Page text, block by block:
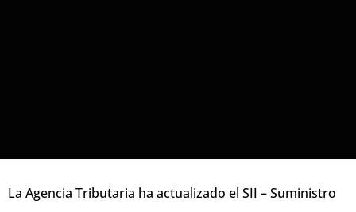
La Agencia Tributaria ha actualizado el SII – Suministro